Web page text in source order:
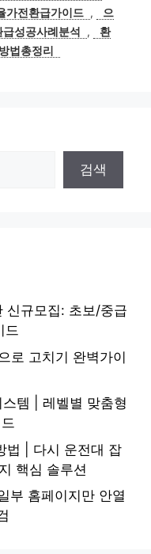
가전환급가이드 ,
으
급성공사례분석 ,
환
법총정리
검색
신규모집: 초보/중급
드
로 고치기 완벽가이
템 | 레벨별 맞춤형
법 | 다시 운전대 잡
핵심 솔루션
부 홈페이지만 안열